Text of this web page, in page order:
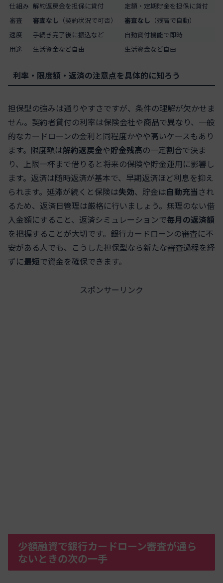
仕組み 解約返戻金を担保に貸付
定額・定期貯金を担保に貸付
審査
審査なし （契約状況で可否） 審査なし （残高で自動）
速度
手続き完了後に振込など
自動貸付機能で即時
用途
生活資金など自由 生活資金など自由
利率・限度額・返済の注意点を具体的に知ろう
担保型の強みは通りやすさですが、条件の理解が欠かせま
せん。契約者貸付の利率は保険会社や商品で異なり、一般
的なカードローンの金利と同程度かやや高いケースもあり
ます。限度額は解約返戻金や貯金残高の一定割合で決ま
り、上限一杯まで借りると将来の保険や貯金運用に影響し
ます。返済は随時返済が基本で、早期返済ほど利息を抑え
られます。延滞が続くと保険は失効、貯金は自動充当され
るため、返済日管理は厳格に行いましょう。無理のない借
入金額にすること、返済シミュレーションで毎月の返済額
を把握することが大切です。銀行カードローンの審査に不
安がある人でも、こうした担保型なら新たな審査過程を経
ずに最短で資金を確保できます。
スポンサーリンク
少額融資で銀行カードローン審査が通ら
ないときの次の一手